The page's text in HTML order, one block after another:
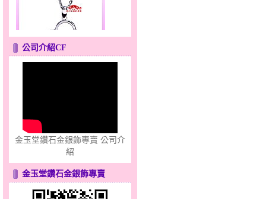
只愛你～男黃金戒指
公司介紹CF
金玉堂鑽石金銀飾專賣 公司介
紹
金玉堂鑽石金銀飾專賣